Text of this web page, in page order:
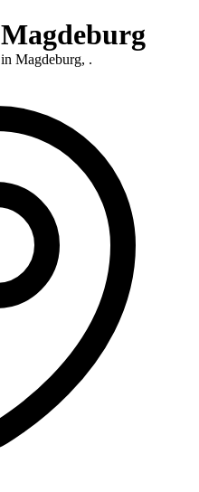
Magdeburg
Magdeburg, .